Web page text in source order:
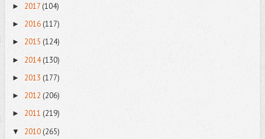
► 2017 (104)
► 2016(117)
► 2015 (124)
► 2014(130)
► 2013 (177)
► 2012 (206)
► 2011 (219)
▼ 2010(265)